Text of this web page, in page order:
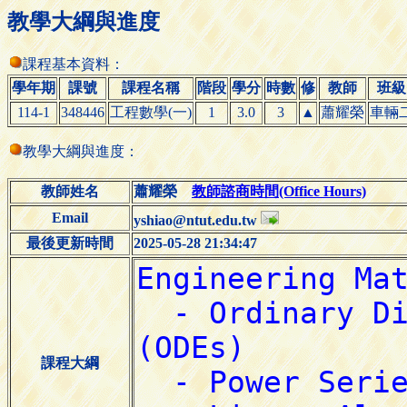
教學大綱與進度
課程基本資料：
學年期
課號 課程名稱 階段 學分 時數 修 教師
班級
114-1
348446 工程數學(一) 1 3.0 3 ▲ 蕭耀榮 車輛
教學大綱與進度：
教師姓名 蕭耀榮教師諮商時間(Office Hours)
Email
yshiao@ntut.edu.tw
最後更新時間
2025-05-28 21:34:47
課程大綱